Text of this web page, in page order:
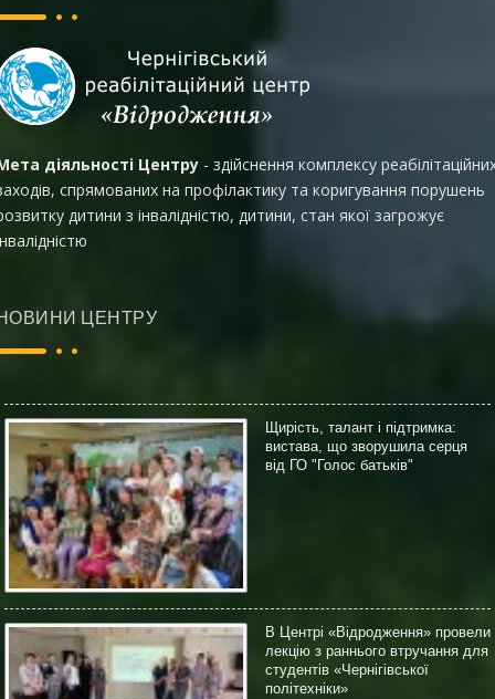
діяльності Центру - здійснення комплексу
спрямованих на профілактику та коригування порушень
дитини з інвалідністю, дитини, стан якої загрожує
ЦЕНТРУ
Щирість, талант і підтримка:
вистава, що зворушила серця
від ГО "Голос батьків"
В Центрі «Відродження» провели
лекцію з раннього втручання для
студентів «Чернігівської
політехніки»